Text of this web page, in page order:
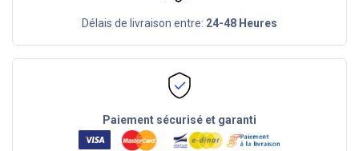
Délais de livraison entre: 24-48 Heures
Paiement sécurisé et garanti